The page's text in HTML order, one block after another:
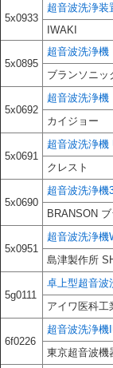
5x0933
超音波洗浄装
IWAKI
5x0895
超音波洗浄機
ブランソニッ
5x0692
超音波洗浄機
カイジョー
5x0691
超音波洗浄機
クレスト
5x0690
超音波洗浄機
BRANSON
5x0951
超音波洗浄機
島津製作所
5g0111
卓上型超音波
アイワ医科工
6f0226
超音波洗浄機
東京超音波機